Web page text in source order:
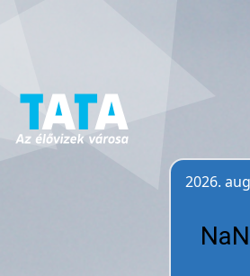
2026.